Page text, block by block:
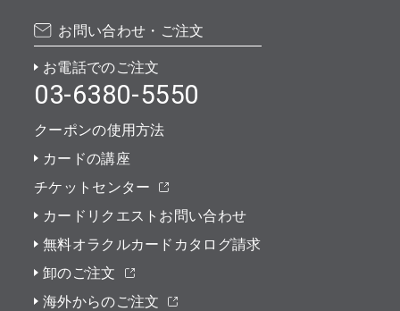
お問い合わせ・ご注文
お電話でのご注文
03-6380-5550
クーポンの使用方法
カードの講座
チケットセンター
カードリクエストお問い合わせ
無料オラクルカードカタログ請求
卸のご注文
海外からのご注文